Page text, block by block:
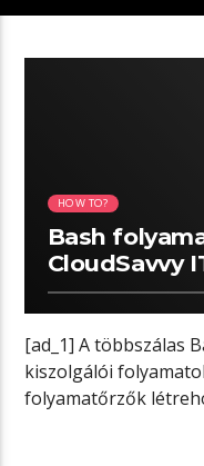
HOW TO?
Bash
CloudSavvy
[ad_1] A többszálas
kiszolgálói
folyamatőrzők